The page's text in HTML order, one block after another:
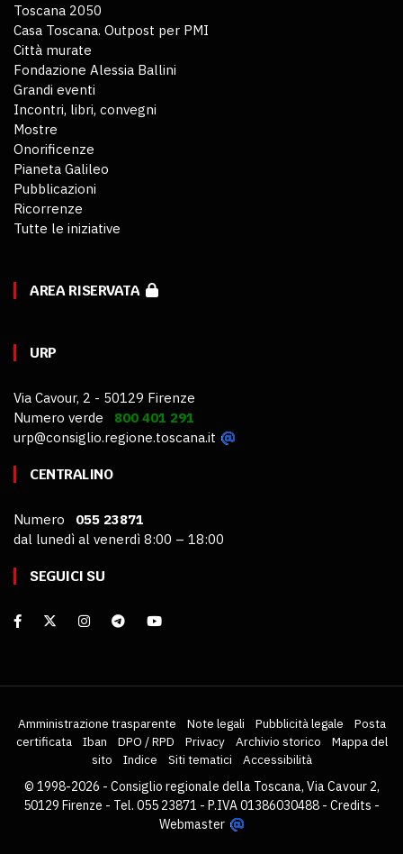
Toscana 2050
Casa Toscana. Outpost per PMI
Città murate
Fondazione Alessia Ballini
Grandi eventi
Incontri, libri, convegni
Mostre
Onorificenze
Pianeta Galileo
Pubblicazioni
Ricorrenze
Tutte le iniziative
AREA RISERVATA
URP
Via Cavour, 2 - 50129 Firenze
Numero verde 800 401 291
urp@consiglio.regione.toscana.it
CENTRALINO
Numero 055 23871
dal lunedì al venerdì 8:00 – 18:00
SEGUICI SU
Amministrazione trasparente Note legali Pubblicità legale
Posta
certificata
Iban DPO / RPD Privacy Archivio storico
Mappa del
sito
Indice Siti tematici
Accessibilità
© 1998-2026 - Consiglio regionale della Toscana, Via Cavour 2,
50129 Firenze - Tel. 055 23871 - P.IVA 01386030488 - Credits -
Webmaster